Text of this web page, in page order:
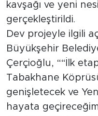
kavşağı ve yeni
gerçekleştirildi.
Dev projeyle ilgili
Büyükşehir
Çerçioğlu, ““İlk
Tabakhane
genişletecek ve
hayata